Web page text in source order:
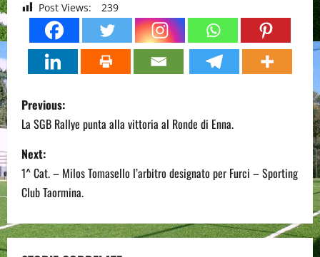
Post Views: 239
P
o
s
t
n
a
Previous:
La SGB Rallye punta alla vittoria al Ronde di Enna.
Next:
1^ Cat. – Milos Tomasello l’arbitro designato per Furci – Sporting
Club Taormina.